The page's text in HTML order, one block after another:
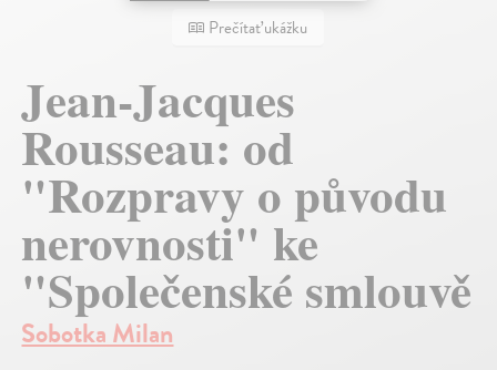
Prečítať ukážku
Jean-Jacques
Rousseau: od
"Rozpravy o původu
nerovnosti" ke
"Společenské smlouvě
Sobotka Milan